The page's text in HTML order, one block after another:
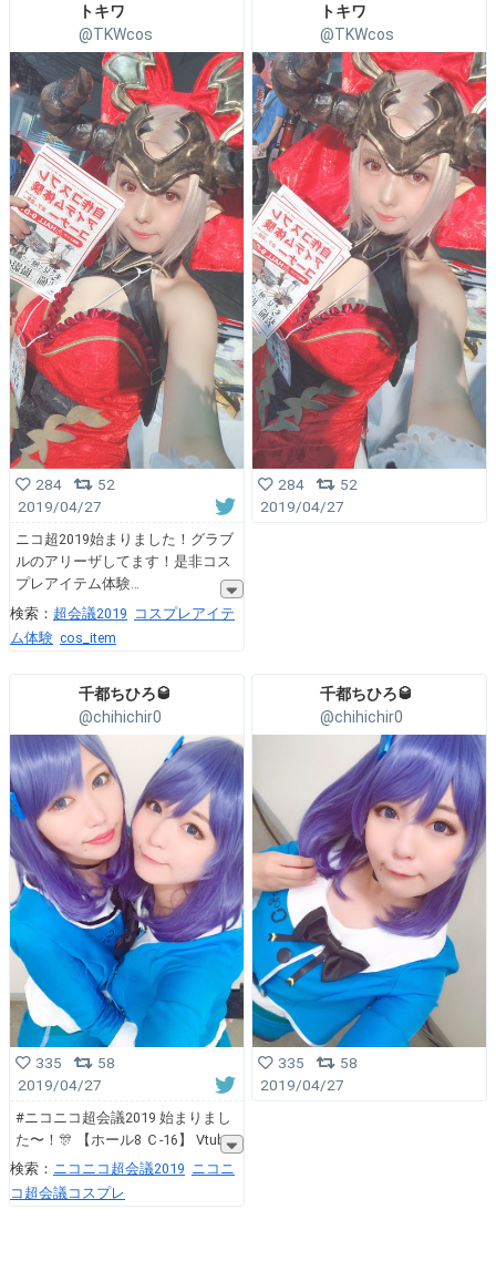
トキワ
@TKWcos
284
52
2019/04/27
ニコ超2019始まりました！グラブ
ルのアリーザしてます！是非コス
プレアイテム体験
検索： 超会議2019 コスプレアイテ
ム体験 cos_item
トキワ
@TKWcos
284
52
2019/04/27
千都ちひろ🥃
@chihichir0
335
58
2019/04/27
#ニコニコ超会議2019 始まりまし
た〜！🎊 【ホール8 Ｃ-16】 Vtub
検索： ニコニコ超会議2019 ニコニ
コ超会議コスプレ
千都ちひろ🥃
@chihichir0
335
58
2019/04/27